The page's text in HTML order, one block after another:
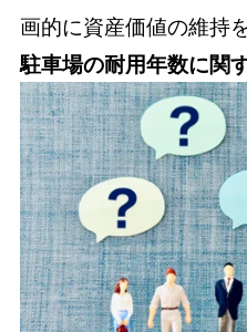
画的に資産価値の維持
駐車場の耐用年数に関